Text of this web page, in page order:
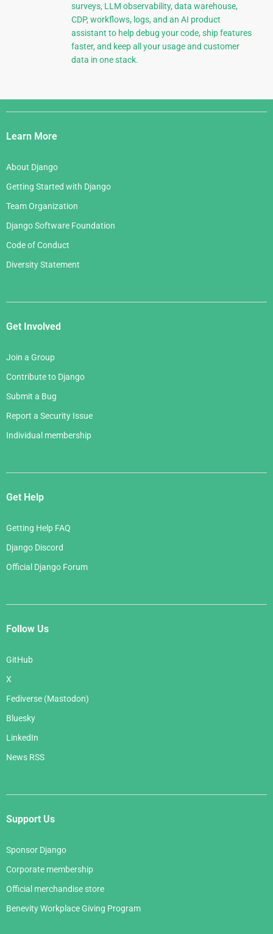
surveys, LLM observability, data warehouse,
CDP, workflows, logs, and an AI product
assistant to help debug your code, ship features
faster, and keep all your usage and customer
data in one stack.
Django
Links
Learn More
About Django
Getting Started with Django
Team Organization
Django Software Foundation
Code of Conduct
Diversity Statement
Get Involved
Join a Group
Contribute to Django
Submit a Bug
Report a Security Issue
Individual membership
Get Help
Getting Help FAQ
Django Discord
Official Django Forum
Follow Us
GitHub
X
Fediverse (Mastodon)
Bluesky
LinkedIn
News RSS
Support Us
Sponsor Django
Corporate membership
Official merchandise store
Benevity Workplace Giving Program